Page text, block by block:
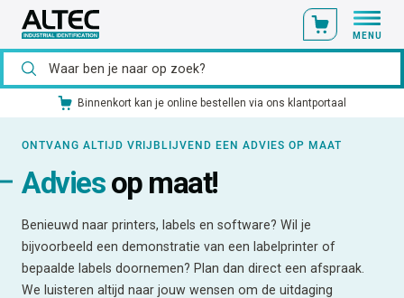
MENU
Ons catalogusmateriaal standaard uit voorraad leverbaar
ONTVANG ALTIJD VRIJBLIJVEND EEN ADVIES OP MAAT
Adviesop maat!
Benieuwd naar printers, labels en software? Wil je
bijvoorbeeld een demonstratie van een labelprinter of
bepaalde labels doornemen? Plan dan direct een afspraak.
We luisteren altijd naar jouw wensen om de uitdaging